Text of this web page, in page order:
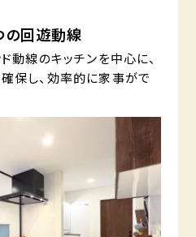
の回遊動線
動線のキッチンを中心に、
保し、効率的に家事がで